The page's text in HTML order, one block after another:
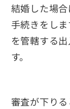
結婚した場合
手続きをし
を管轄する
す。
審査が下り